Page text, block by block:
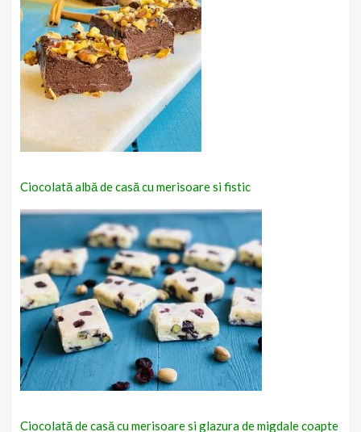
Ciocolată albă de casă cu merisoare si fistic
Ciocolată de casă cu merisoare si glazura de migdale coapte